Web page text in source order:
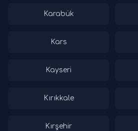
Karabük
Kars
Kayseri
Kırıkkale
Kırşehir